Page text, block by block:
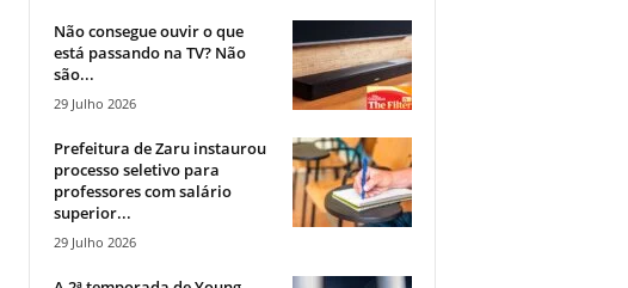
Não consegue ouvir o que
está passando na TV? Não
são...
29 Julho 2026
Prefeitura de Zaru instaurou
processo seletivo para
professores com salário
superior...
29 Julho 2026